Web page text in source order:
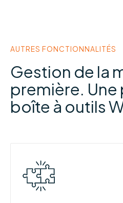
AUTRES FONCTIONNALITÉS
Gestion de la
première. Une
boîte à outils